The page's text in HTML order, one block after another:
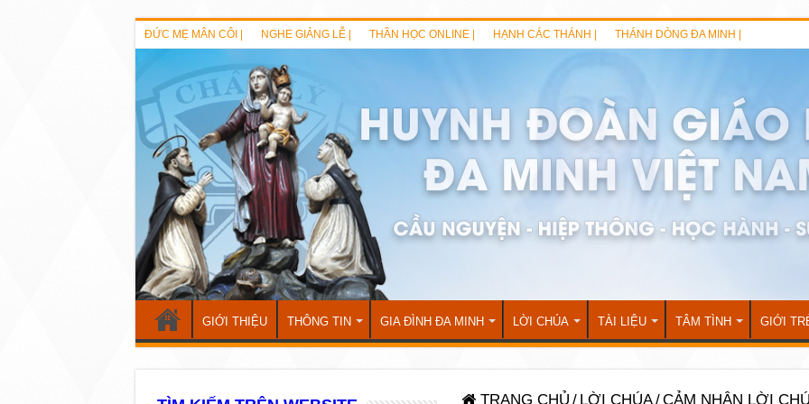
ĐỨC MẸ MÂN CÔI | NGHE GIẢNG LỄ | THẦN HỌC ONLINE | HẠNH CÁC THÁNH | THÁNH DÒNG ĐA MINH |
GIỚI THIỆU THÔNG TIN GIA ĐÌNH ĐA MINH LỜI CHÚA TÀI LIỆU TÂM TÌNH GIỚI
TRANG CHỦ / LỜI CHÚA/CẢM NHẬN LỜI